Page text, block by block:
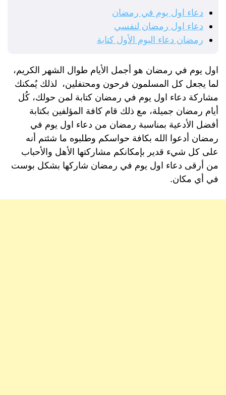
دعاء اول يوم في رمضان
دعاء اول رمضان لنفسي
رمضان دعاء اليوم الأول كتابة
اول يوم في رمضان هو أجمل الأيام طوال الشهر الكريم،
لما يجعل كل المسلمون فرحون ومحتفلين، لذلك يُمكنك
مشاركة دعاء اول يوم في رمضان كتابة لمن حولك، كُل
أيام رمضان جميلة، مع ذلك قام كافة المؤلفين بكتابة
أفضل الأدعية بمناسبة رمضان من دعاء اول يوم في
رمضان أدعوا الله بكافة حواسكم وطلبوه ما شئتم أنه
على كل شيء قدير بإمكانكم مشاركتها الأهل والأحباب
من أرقى دعاء اول يوم في رمضان شاركها بشكل بوست
في أي مكان.